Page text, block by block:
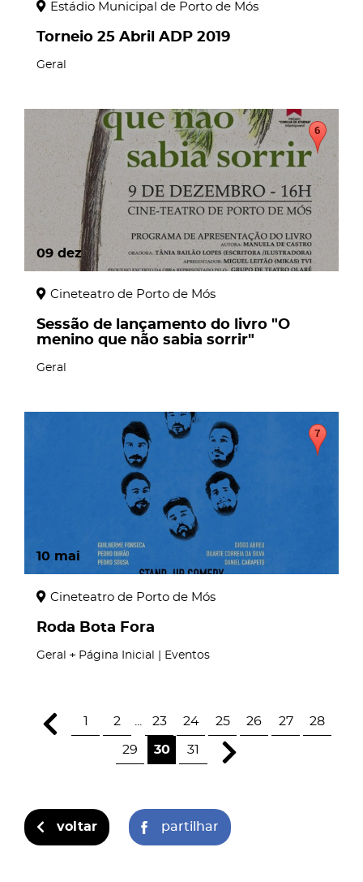
Estádio Municipal de Porto de Mós
Torneio 25 Abril ADP 2019
Geral
09 dez
Cineteatro de Porto de Mós
Sessão de lançamento do livro "O
menino que não sabia sorrir"
Geral
10 mai
Cineteatro de Porto de Mós
Roda Bota Fora
Geral Página Inicial | Eventos
1 2 23 24 25 26 27 28
29 30 31
voltar partilhar